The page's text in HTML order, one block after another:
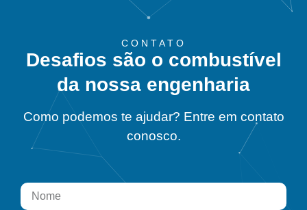
CONTATO
Desafios são o combustível
da nossa engenharia
Como podemos te ajudar? Entre em contato
conosco.